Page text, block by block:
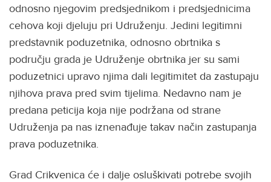
odnosno njegovim predsjednikom i predsjednicima
cehova koji djeluju pri Udruženju. Jedini legitimni
predstavnik poduzetnika, odnosno obrtnika s
području grada je Udruženje obrtnika jer su sami
poduzetnici upravo njima dali legitimitet da zastupaju
njihova prava pred svim tijelima. Nedavno nam je
predana peticija koja nije podržana od strane
Udruženja pa nas iznenađuje takav način zastupanja
prava poduzetnika.
Grad Crikvenica će i dalje osluškivati potrebe svojih